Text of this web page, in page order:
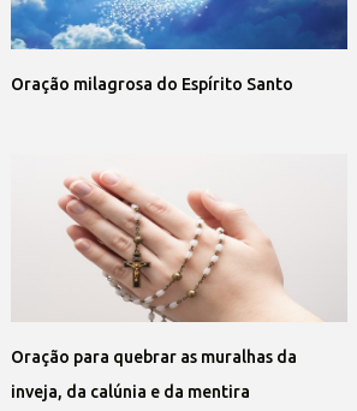
Oração milagrosa do Espírito Santo
Oração para quebrar as muralhas da
inveja, da calúnia e da mentira